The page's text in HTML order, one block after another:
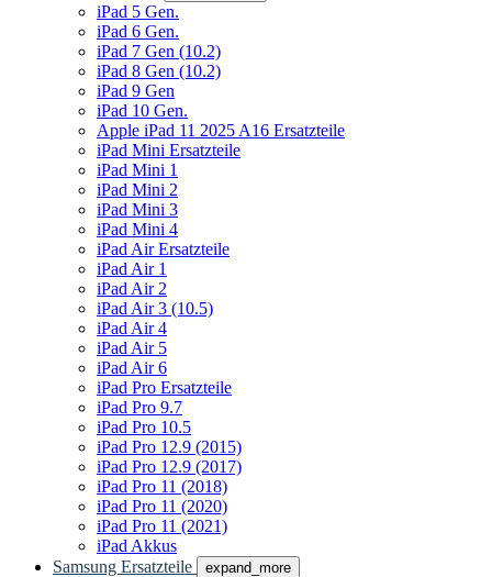
iPad 5 Gen.
iPad 6 Gen.
iPad 7 Gen (10.2)
iPad 8 Gen (10.2)
iPad 9 Gen
iPad 10 Gen.
Apple iPad 11 2025 A16 Ersatzteile
iPad Mini Ersatzteile
iPad Mini 1
iPad Mini 2
iPad Mini 3
iPad Mini 4
iPad Air Ersatzteile
iPad Air 1
iPad Air 2
iPad Air 3 (10.5)
iPad Air 4
iPad Air 5
iPad Air 6
iPad Pro Ersatzteile
iPad Pro 9.7
iPad Pro 10.5
iPad Pro 12.9 (2015)
iPad Pro 12.9 (2017)
iPad Pro 11 (2018)
iPad Pro 11 (2020)
iPad Pro 11 (2021)
iPad Akkus
Samsung Ersatzteile
expand_more